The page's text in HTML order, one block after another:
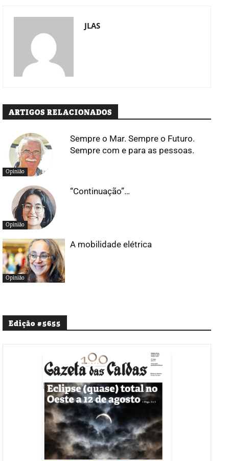
JLAS
ARTIGOS RELACIONADOS
Opinião
Sempre o Mar. Sempre o Futuro.
Sempre com e para as pessoas.
Opinião
“Continuação”…
Opinião
A mobilidade elétrica
Edição #5655